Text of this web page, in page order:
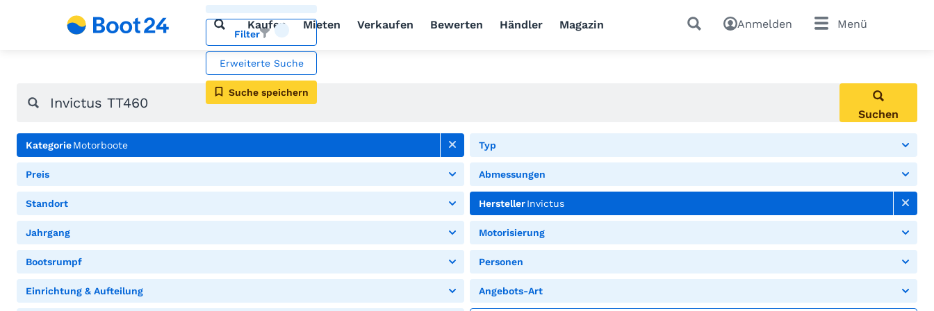
Kaufen Mieten Verkaufen Bewerten Händler Magazin Anmelden Menü
Filter
Erweiterte Suche
Suche speichern
Suchen
KategorieMotorboote Typ
Preis Abmessungen
Standort HerstellerInvictus
Jahrgang Motorisierung
Bootsrumpf Personen
Einrichtung & Aufteilung Angebots-Art